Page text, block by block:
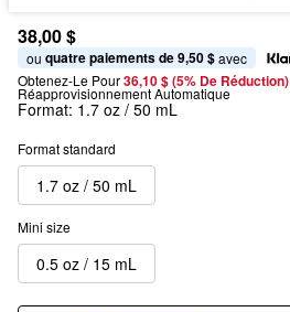
38,00 $
ou quatre paiements de 9,50 $ avec
Obtenez-Le Pour36,10 $ (5% De Réduction)
Réapprovisionnement Automatique
Format: 1.7 oz / 50 mL
Format standard
1.7 oz / 50 mL
Mini size
0.5 oz / 15 mL